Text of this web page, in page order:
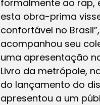
formalmente ao rap,
esta obra-prima
confortável no
acompanhou seu
uma apresentação
Livro da metrópole,
do lançamento do
apresentou a um